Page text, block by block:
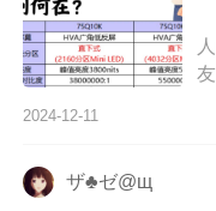
2024-12-11
ザ♣ゼ@щ